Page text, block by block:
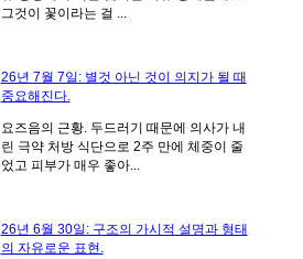
그것이 꽃이라는 걸 ...
26년 7월 7일: 별것 아닌 것이 의지가 될 때
중요해진다.
요즈음의 근황. 두드러기 때문에 의사가 내
린 극약 처방 식단으로 2주 만에 체중이 줄
었고 피부가 매우 좋아...
26년 6월 30일: 구조의 가시적 설명과 형태
의 자유로운 표현.